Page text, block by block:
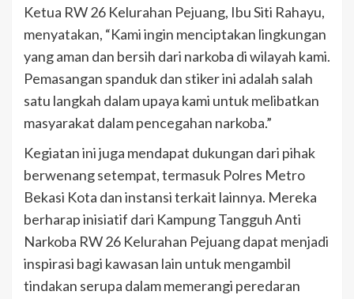
Ketua RW 26 Kelurahan Pejuang, Ibu Siti Rahayu,
menyatakan, “Kami ingin menciptakan lingkungan
yang aman dan bersih dari narkoba di wilayah kami.
Pemasangan spanduk dan stiker ini adalah salah
satu langkah dalam upaya kami untuk melibatkan
masyarakat dalam pencegahan narkoba.”
Kegiatan ini juga mendapat dukungan dari pihak
berwenang setempat, termasuk Polres Metro
Bekasi Kota dan instansi terkait lainnya. Mereka
berharap inisiatif dari Kampung Tangguh Anti
Narkoba RW 26 Kelurahan Pejuang dapat menjadi
inspirasi bagi kawasan lain untuk mengambil
tindakan serupa dalam memerangi peredaran